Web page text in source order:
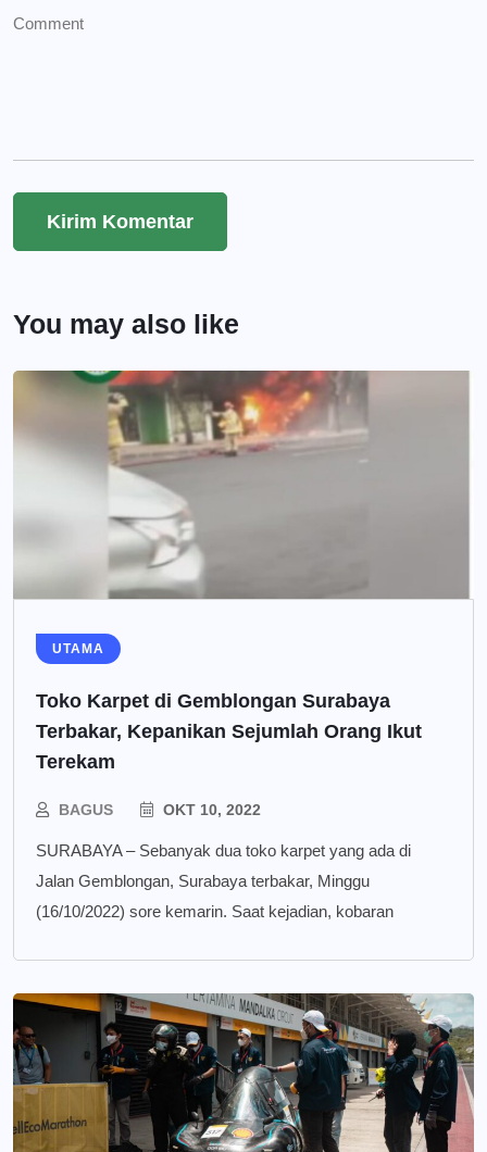
You may also like
UTAMA
Toko Karpet di Gemblongan Surabaya
Terbakar, Kepanikan Sejumlah Orang Ikut
Terekam
BAGUS OKT 10, 2022
SURABAYA – Sebanyak dua toko karpet yang ada di
Jalan Gemblongan, Surabaya terbakar, Minggu
(16/10/2022) sore kemarin. Saat kejadian, kobaran